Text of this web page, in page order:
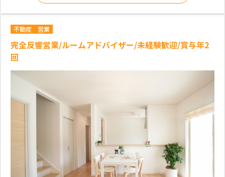
不動産 営業
完全反響営業/ルームアドバイザー/未経験歓迎/賞与年2
回